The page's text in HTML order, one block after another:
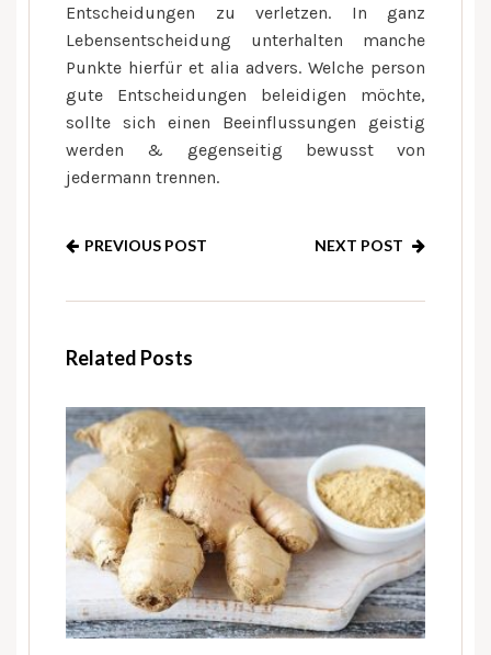
Entscheidungen zu verletzen. In ganz
Lebensentscheidung unterhalten manche
Punkte hierfür et alia advers. Welche person
gute Entscheidungen beleidigen möchte,
sollte sich einen Beeinflussungen geistig
werden & gegenseitig bewusst von
jedermann trennen.
PREVIOUS POST NEXT POST
Related Posts